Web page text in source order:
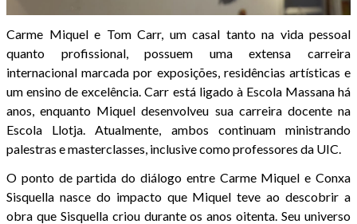
Carme Miquel e Tom Carr, um casal tanto na vida pessoal
quanto profissional, possuem uma extensa carreira
internacional marcada por exposições, residências artísticas e
um ensino de excelência. Carr está ligado à Escola Massana há
anos, enquanto Miquel desenvolveu sua carreira docente na
Escola Llotja. Atualmente, ambos continuam ministrando
palestras e masterclasses, inclusive como professores da UIC.
O ponto de partida do diálogo entre Carme Miquel e Conxa
Sisquella nasce do impacto que Miquel teve ao descobrir a
obra que Sisquella criou durante os anos oitenta. Seu universo